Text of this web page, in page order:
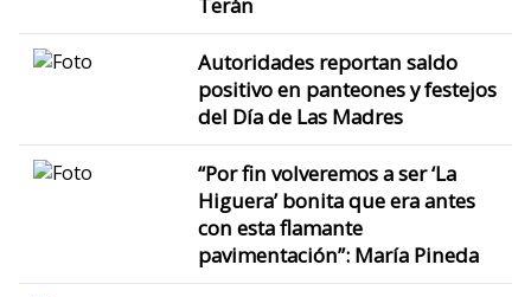
Terán
Autoridades reportan saldo
positivo en panteones y festejos
del Día de Las Madres
“Por fin volveremos a ser ‘La
Higuera’ bonita que era antes
con esta flamante
pavimentación”: María Pineda